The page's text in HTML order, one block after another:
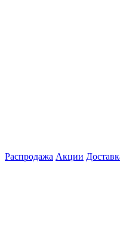
Распродажа Акции